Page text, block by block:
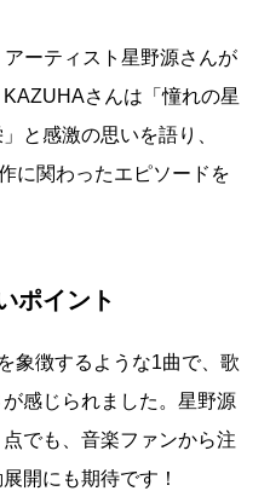
ーティスト星野源さんが
さんは「憧れの星
と感激の思いを語り、
に関わったエピソードを
ポイント
象徴するような1曲で、歌
感じられました。星野源
でも、音楽ファンから注
開にも期待です！